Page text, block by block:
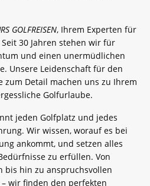
GOLFREISEN, Ihrem Experten für
30 Jahren stehen wir für
und einen unermüdlichen
Unsere Leidenschaft für den
zum Detail machen uns zu Ihrem
Golfurlaube.
jeden Golfplatz und jedes
Wir wissen, worauf es bei
ankommt, und setzen alles
zu erfüllen. Von
bis hin zu anspruchsvollen
wir finden den perfekten